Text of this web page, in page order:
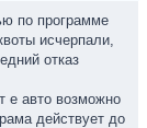
по программе
исчерпали,
отказ
е авто возможно
действует до